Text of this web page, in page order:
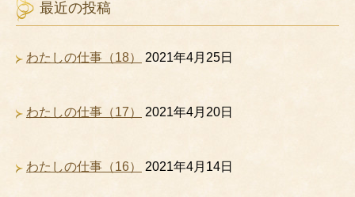
最近の投稿
わたしの仕事（18） 2021年4月25日
わたしの仕事（17） 2021年4月20日
わたしの仕事（16） 2021年4月14日